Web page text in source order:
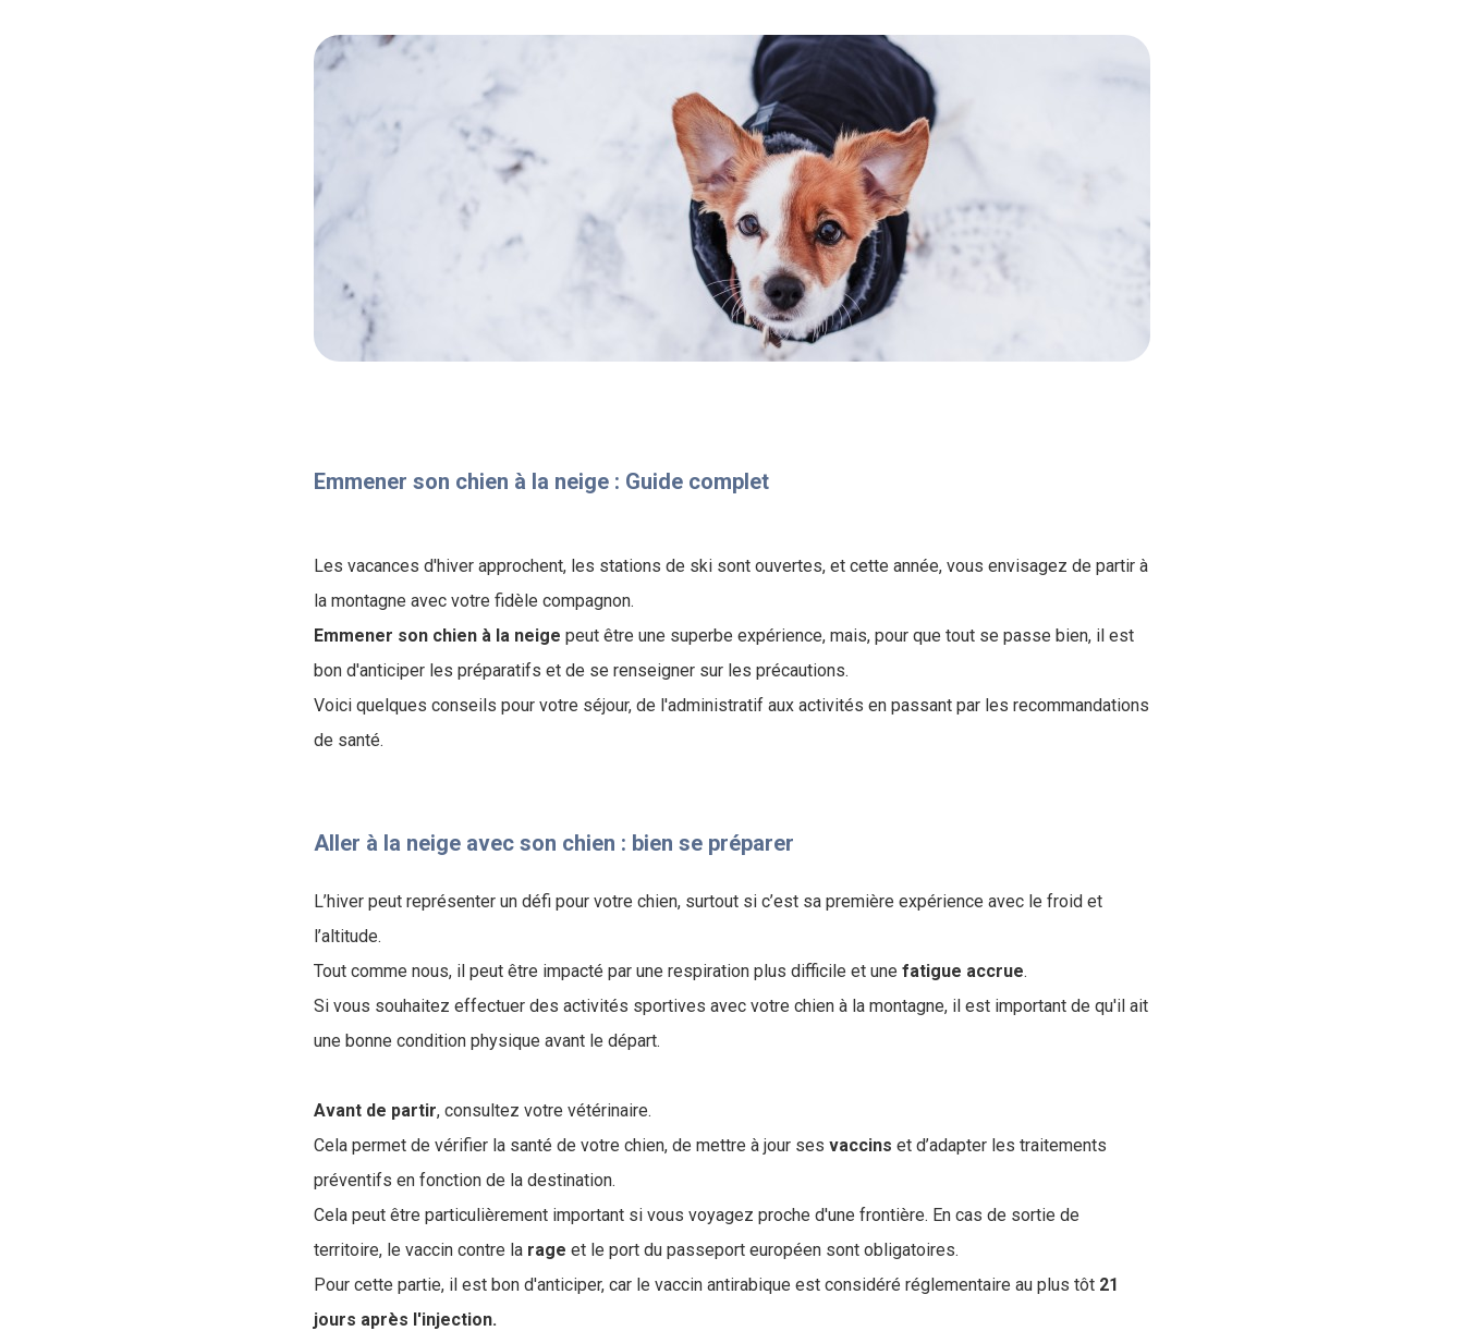
Emmener son chien à la neige​ : Guide complet
Les vacances d'hiver approchent, les stations de ski sont ouvertes, et cette année, vous envisagez de partir à
la montagne avec votre fidèle compagnon.
Emmener son chien à la neige peut être une superbe expérience, mais, pour que tout se passe bien, il est
bon d'anticiper les préparatifs et de se renseigner sur les précautions.
Voici quelques conseils pour votre séjour, de l'administratif aux activités en passant par les recommandations
de santé.
Aller à la neige avec son chien : bien se préparer
L’hiver peut représenter un défi pour votre chien, surtout si c’est sa première expérience avec le froid et
l’altitude.
Tout comme nous, il peut être impacté par une respiration plus difficile et une fatigue accrue.
Si vous souhaitez effectuer des activités sportives avec votre chien à la montagne, il est important de qu'il ait
une bonne condition physique avant le départ.
Avant de partir, consultez votre vétérinaire.
Cela permet de vérifier la santé de votre chien, de mettre à jour ses vaccins et d’adapter les traitements
préventifs en fonction de la destination.
Cela peut être particulièrement important si vous voyagez proche d'une frontière. En cas de sortie de
territoire, le vaccin contre la rage et le port du passeport européen sont obligatoires.
Pour cette partie, il est bon d'anticiper, car le vaccin antirabique est considéré réglementaire au plus tôt 21
jours après l'injection.